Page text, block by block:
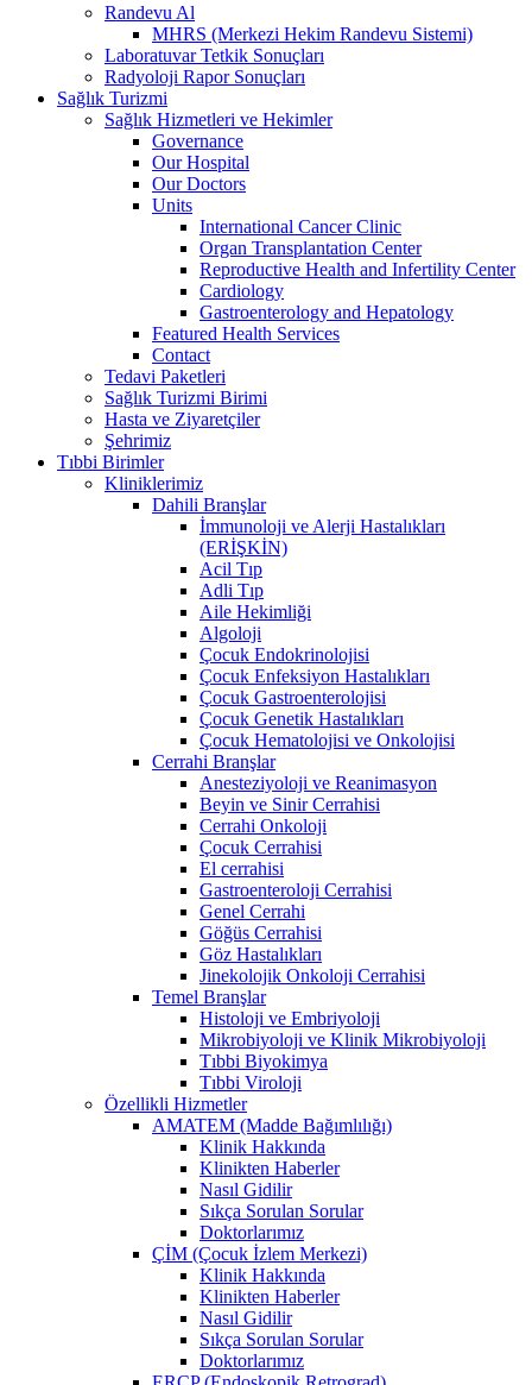
Randevu Al
MHRS (Merkezi Hekim Randevu Sistemi)
Laboratuvar Tetkik Sonuçları
Radyoloji Rapor Sonuçları
Sağlık Turizmi
Sağlık Hizmetleri ve Hekimler
Governance
Our Hospital
Our Doctors
Units
International Cancer Clinic
Organ Transplantation Center
Reproductive Health and Infertility Center
Cardiology
Gastroenterology and Hepatology
Featured Health Services
Contact
Tedavi Paketleri
Sağlık Turizmi Birimi
Hasta ve Ziyaretçiler
Şehrimiz
Tıbbi Birimler
Kliniklerimiz
Dahili Branşlar
İmmunoloji ve Alerji Hastalıkları
(ERİŞKİN)
Acil Tıp
Adli Tıp
Aile Hekimliği
Algoloji
Çocuk Endokrinolojisi
Çocuk Enfeksiyon Hastalıkları
Çocuk Gastroenterolojisi
Çocuk Genetik Hastalıkları
Çocuk Hematolojisi ve Onkolojisi
Cerrahi Branşlar
Anesteziyoloji ve Reanimasyon
Beyin ve Sinir Cerrahisi
Cerrahi Onkoloji
Çocuk Cerrahisi
El cerrahisi
Gastroenteroloji Cerrahisi
Genel Cerrahi
Göğüs Cerrahisi
Göz Hastalıkları
Jinekolojik Onkoloji Cerrahisi
Temel Branşlar
Histoloji ve Embriyoloji
Mikrobiyoloji ve Klinik Mikrobiyoloji
Tıbbi Biyokimya
Tıbbi Viroloji
Özellikli Hizmetler
AMATEM (Madde Bağımlılığı)
Klinik Hakkında
Klinikten Haberler
Nasıl Gidilir
Sıkça Sorulan Sorular
Doktorlarımız
ÇİM (Çocuk İzlem Merkezi)
Klinik Hakkında
Klinikten Haberler
Nasıl Gidilir
Sıkça Sorulan Sorular
Doktorlarımız